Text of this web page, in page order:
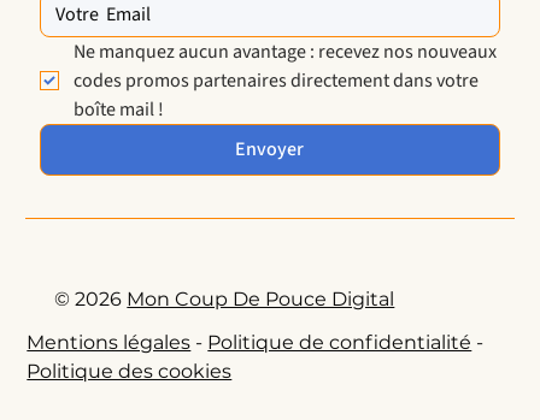
Ne manquez aucun avantage : recevez nos nouveaux
codes promos partenaires directement dans votre
boîte mail !
Envoyer
© 2026 Mon Coup De Pouce Digital
Mentions légales - Politique de confidentialité -
Politique des cookies